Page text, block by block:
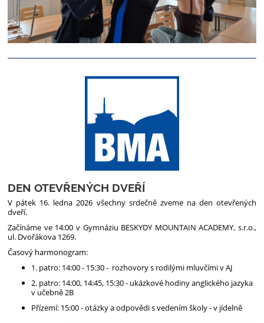
DEN OTEVŘENÝCH DVEŘÍ
V pátek 16. ledna 2026 všechny srdečně zveme na den otevřených
dveří.
Začínáme ve 14:00 v Gymnáziu BESKYDY MOUNTAIN ACADEMY, s.r.o.,
ul. Dvořákova 1269.
Časový harmonogram:
1. patro: 14:00 - 15:30 - rozhovory s rodilými mluvčími v AJ
2. patro: 14:00, 14:45, 15:30 - ukázkové hodiny anglického jazyka
v učebně 2B
Přízemí: 15:00 - otázky a odpovědi s vedením školy - v jídelně